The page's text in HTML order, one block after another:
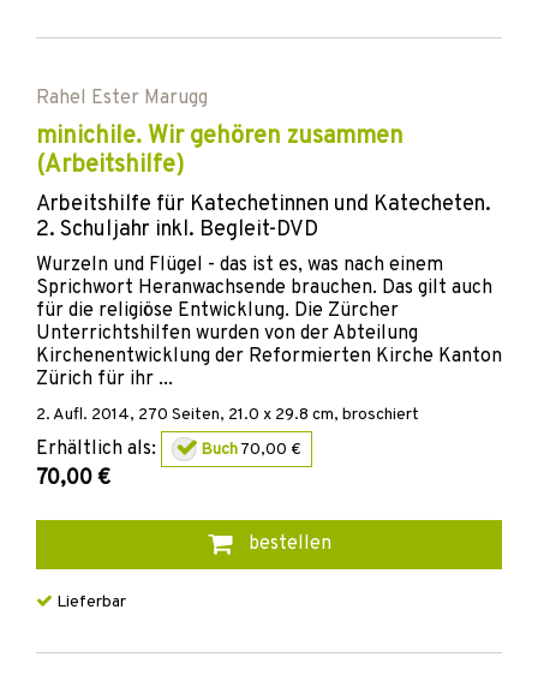
Rahel Ester Marugg
minichile. Wir gehören zusammen
(Arbeitshilfe)
Arbeitshilfe für Katechetinnen und Katecheten.
2. Schuljahr inkl. Begleit-DVD
Wurzeln und Flügel - das ist es, was nach einem
Sprichwort Heranwachsende brauchen. Das gilt auch
für die religiöse Entwicklung. Die Zürcher
Unterrichtshilfen wurden von der Abteilung
Kirchenentwicklung der Reformierten Kirche Kanton
Zürich für ihr ...
2. Aufl. 2014, 270 Seiten, 21.0 x 29.8 cm, broschiert
Erhältlich als: Buch70,00 €
70,00 €
bestellen
Lieferbar